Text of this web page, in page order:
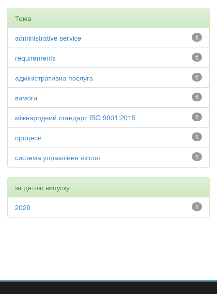
Тема
1
administrative service
1
requirements
1
адміністративна послуга
1
вимоги
1
міжнародний стандарт ISO 9001:2015
1
процеси
1
система управління якістю
за датою випуску
1
2020